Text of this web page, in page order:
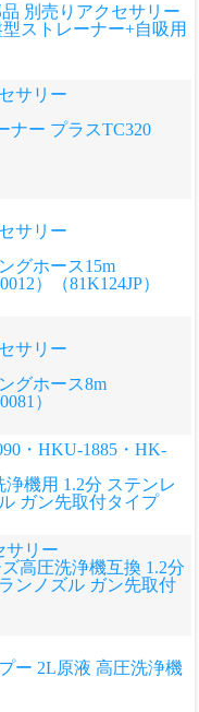
別売りアクセサリー
ストレーナー+自吸用
サリー
ナー プラスTC320
サリー
グホース15m
）（81K124JP）
サリー
グホース8m
）
・HKU-1885・HK-
浄機用 1.2分 ステンレ
ガン先取付タイプ
サリー
高圧洗浄機互換 1.2分
ンノズル ガン先取付
ー 2L原液 高圧洗浄機